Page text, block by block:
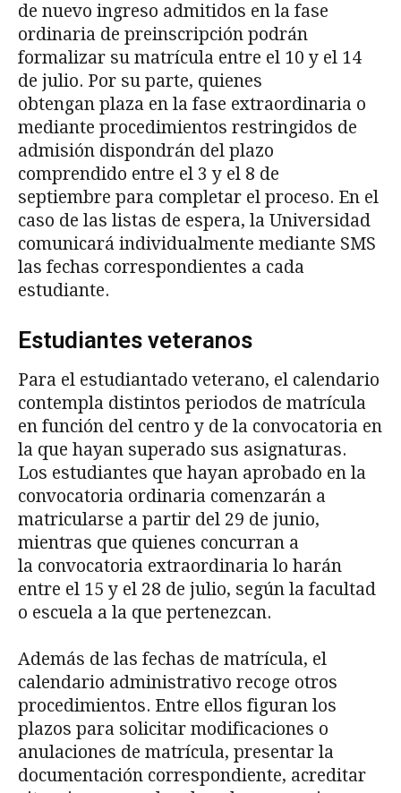
de nuevo ingreso admitidos en la fase
ordinaria de preinscripción podrán
formalizar su matrícula entre el 10 y el 14
de julio. Por su parte, quienes
obtengan plaza en la fase extraordinaria o
mediante procedimientos restringidos de
admisión dispondrán del plazo
comprendido entre el 3 y el 8 de
septiembre para completar el proceso. En el
caso de las listas de espera, la Universidad
comunicará individualmente mediante SMS
las fechas correspondientes a cada
estudiante.
Estudiantes veteranos
Para el estudiantado veterano, el calendario
contempla distintos periodos de matrícula
en función del centro y de la convocatoria en
la que hayan superado sus asignaturas.
Los estudiantes que hayan aprobado en la
convocatoria ordinaria comenzarán a
matricularse a partir del 29 de junio,
mientras que quienes concurran a
la convocatoria extraordinaria lo harán
entre el 15 y el 28 de julio, según la facultad
o escuela a la que pertenezcan.
Además de las fechas de matrícula, el
calendario administrativo recoge otros
procedimientos. Entre ellos figuran los
plazos para solicitar modificaciones o
anulaciones de matrícula, presentar la
documentación correspondiente, acreditar